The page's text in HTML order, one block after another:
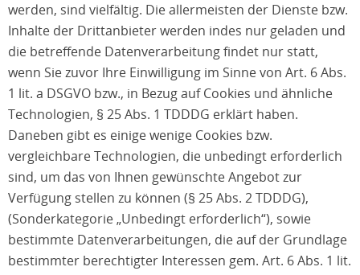
werden, sind vielfältig. Die allermeisten der Dienste bzw.
Inhalte der Drittanbieter werden indes nur geladen und
die betreffende Datenverarbeitung findet nur statt,
wenn Sie zuvor Ihre Einwilligung im Sinne von Art. 6 Abs.
1 lit. a DSGVO bzw., in Bezug auf Cookies und ähnliche
Technologien, § 25 Abs. 1 TDDDG erklärt haben.
Daneben gibt es einige wenige Cookies bzw.
vergleichbare Technologien, die unbedingt erforderlich
sind, um das von Ihnen gewünschte Angebot zur
Verfügung stellen zu können (§ 25 Abs. 2 TDDDG),
(Sonderkategorie „Unbedingt erforderlich“), sowie
bestimmte Datenverarbeitungen, die auf der Grundlage
bestimmter berechtigter Interessen gem. Art. 6 Abs. 1 lit.